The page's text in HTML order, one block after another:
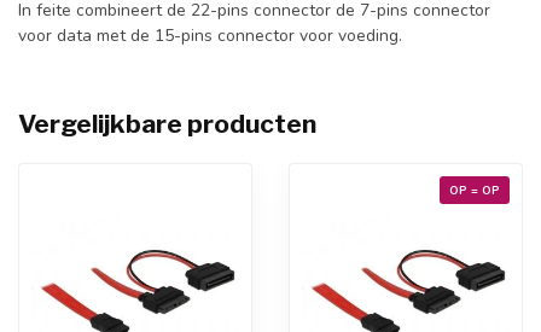
In feite combineert de 22-pins connector de 7-pins connector
voor data met de 15-pins connector voor voeding.
Vergelijkbare producten
OP = OP